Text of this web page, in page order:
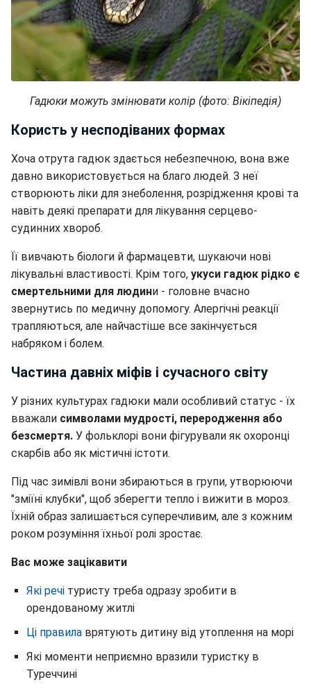
Гадюки можуть змінювати колір (фото: Вікіпедія)
Користь у несподіваних формах
Хоча отрута гадюк здається небезпечною, вона вже
давно використовується на благо людей. З неї
створюють ліки для знеболення, розрідження крові та
навіть деякі препарати для лікування серцево-
судинних хвороб.
Її вивчають біологи й фармацевти, шукаючи нові
лікувальні властивості. Крім того, укуси гадюк рідко є
смертельними для людини - головне вчасно
звернутись по медичну допомогу. Алергічні реакції
трапляються, але найчастіше все закінчується
набряком і болем.
Частина давніх міфів і сучасного світу
У різних культурах гадюки мали особливий статус - їх
вважали символами мудрості, переродження або
безсмертя. У фольклорі вони фігурували як охоронці
скарбів або як містичні істоти.
Під час зимівлі вони збираються в групи, утворюючи
"зміїні клубки", щоб зберегти тепло і вижити в мороз.
Їхній образ залишається суперечливим, але з кожним
роком розуміння їхньої ролі зростає.
Вас може зацікавити
Які речі туристу треба одразу зробити в
орендованому житлі
Ці правила врятують дитину від утоплення на морі
Які моменти неприємно вразили туристку в
Туреччині